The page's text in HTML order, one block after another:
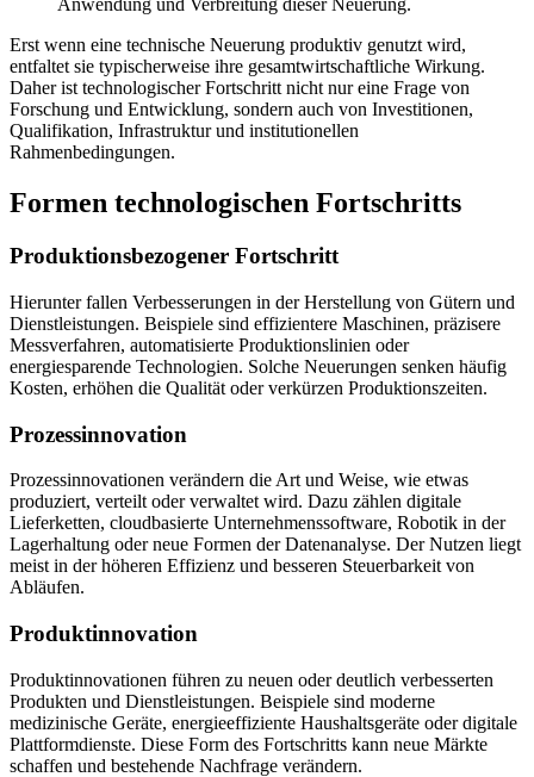
Anwendung und Verbreitung dieser Neuerung.
Erst wenn eine technische Neuerung produktiv genutzt wird,
entfaltet sie typischerweise ihre gesamtwirtschaftliche Wirkung.
Daher ist technologischer Fortschritt nicht nur eine Frage von
Forschung und Entwicklung, sondern auch von Investitionen,
Qualifikation, Infrastruktur und institutionellen
Rahmenbedingungen.
Formen technologischen Fortschritts
Produktionsbezogener Fortschritt
Hierunter fallen Verbesserungen in der Herstellung von Gütern und
Dienstleistungen. Beispiele sind effizientere Maschinen, präzisere
Messverfahren, automatisierte Produktionslinien oder
energiesparende Technologien. Solche Neuerungen senken häufig
Kosten, erhöhen die Qualität oder verkürzen Produktionszeiten.
Prozessinnovation
Prozessinnovationen verändern die Art und Weise, wie etwas
produziert, verteilt oder verwaltet wird. Dazu zählen digitale
Lieferketten, cloudbasierte Unternehmenssoftware, Robotik in der
Lagerhaltung oder neue Formen der Datenanalyse. Der Nutzen liegt
meist in der höheren Effizienz und besseren Steuerbarkeit von
Abläufen.
Produktinnovation
Produktinnovationen führen zu neuen oder deutlich verbesserten
Produkten und Dienstleistungen. Beispiele sind moderne
medizinische Geräte, energieeffiziente Haushaltsgeräte oder digitale
Plattformdienste. Diese Form des Fortschritts kann neue Märkte
schaffen und bestehende Nachfrage verändern.